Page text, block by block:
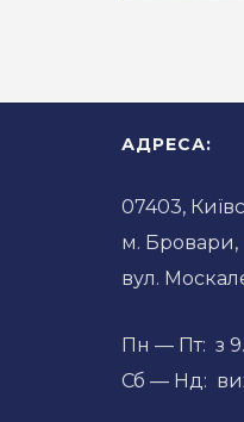
АДРЕСА:
07403,
м. Бровари,
вул.
Пн — Пт: з
Сб — Нд: